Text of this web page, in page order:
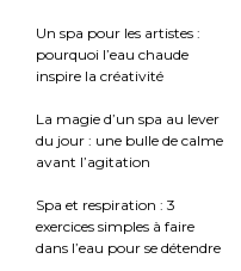
Un spa pour les artistes :
pourquoi l’eau chaude
inspire la créativité
La magie d’un spa au lever
du jour : une bulle de calme
avant l’agitation
Spa et respiration : 3
exercices simples à faire
dans l’eau pour se détendre